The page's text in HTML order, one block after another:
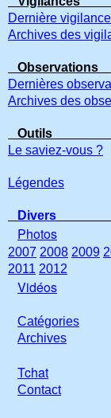
Dernière vigilance
Archives des
Dernières
Archives des
Le saviez-vous ?
Légendes
Divers
Photos
2007 2008 2009
2011 2012
Vidéos
Catégories
Archives
Tchat
Contact